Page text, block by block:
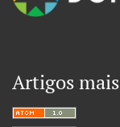
Artigos